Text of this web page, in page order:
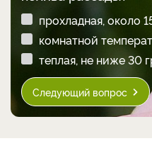
прохладная, около
комнатной
теплая, не ниже 30
Следующий вопрос